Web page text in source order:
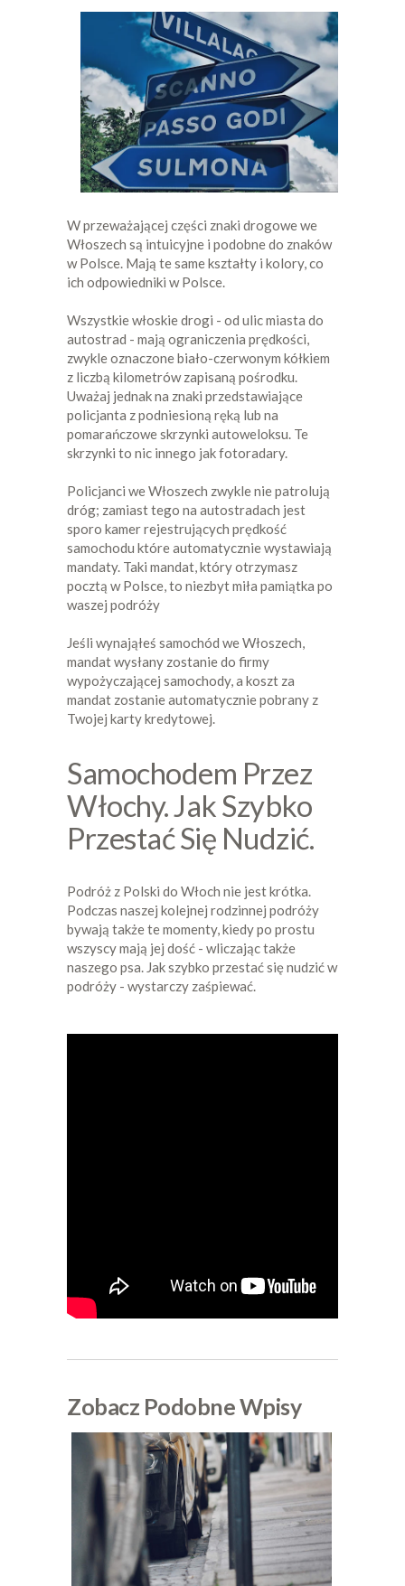
W przeważającej części znaki drogowe we
Włoszech są intuicyjne i podobne do znaków
w Polsce. Mają te same kształty i kolory, co
ich odpowiedniki w Polsce.
Wszystkie włoskie drogi - od ulic miasta do
autostrad - mają ograniczenia prędkości,
zwykle oznaczone biało-czerwonym kółkiem
z liczbą kilometrów zapisaną pośrodku.
Uważaj jednak na znaki przedstawiające
policjanta z podniesioną ręką lub na
pomarańczowe skrzynki autoweloksu. Te
skrzynki to nic innego jak fotoradary.
Policjanci we Włoszech zwykle nie patrolują
dróg; zamiast tego na autostradach jest
sporo kamer rejestrujących prędkość
samochodu które automatycznie wystawiają
mandaty. Taki mandat, który otrzymasz
pocztą w Polsce, to niezbyt miła pamiątka po
waszej podróży
Jeśli wynająłeś samochód we Włoszech,
mandat wysłany zostanie do firmy
wypożyczającej samochody, a koszt za
mandat zostanie automatycznie pobrany z
Twojej karty kredytowej.
Samochodem Przez
Włochy. Jak Szybko
Przestać Się Nudzić.
Podróż z Polski do Włoch nie jest krótka.
Podczas naszej kolejnej rodzinnej podróży
bywają także te momenty, kiedy po prostu
wszyscy mają jej dość - wliczając także
naszego psa. Jak szybko przestać się nudzić w
podróży - wystarczy zaśpiewać.
Zobacz Podobne Wpisy